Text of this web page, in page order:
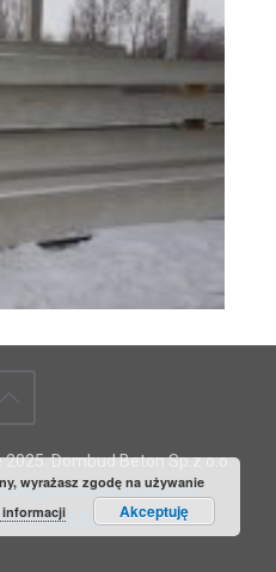
Dombud Beton Sp.z o.o.
powierzania danych
DOMBUD
wyrażasz zgodę na używanie
informacji Akceptuję